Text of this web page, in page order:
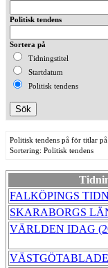
Politisk tendens
Sortera på
Tidningstitel
Startdatum
Politisk tendens
Politisk tendens på för titlar
Sortering: Politisk tendens
FALKÖPINGS
SKARABORGS
VÄRLDEN IDAG